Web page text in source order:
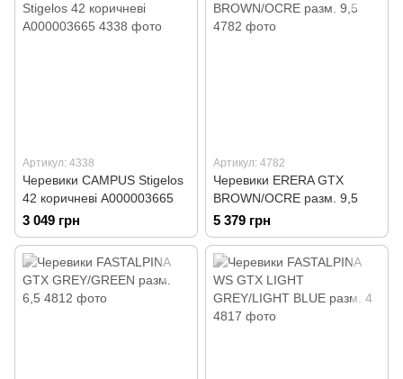
Артикул: 4338
Черевики CAMPUS Stigelos
42 коричневі А000003665
3 049 грн
Артикул: 4782
Черевики ERERA GTX
BROWN/OCRE разм. 9,5
5 379 грн